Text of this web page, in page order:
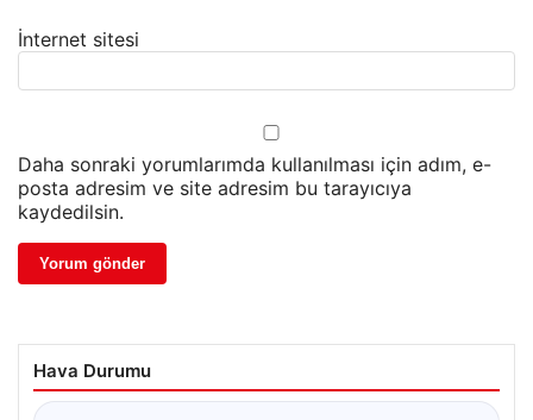
İnternet sitesi
Daha sonraki yorumlarımda kullanılması için adım, e-
posta adresim ve site adresim bu tarayıcıya
kaydedilsin.
Hava Durumu